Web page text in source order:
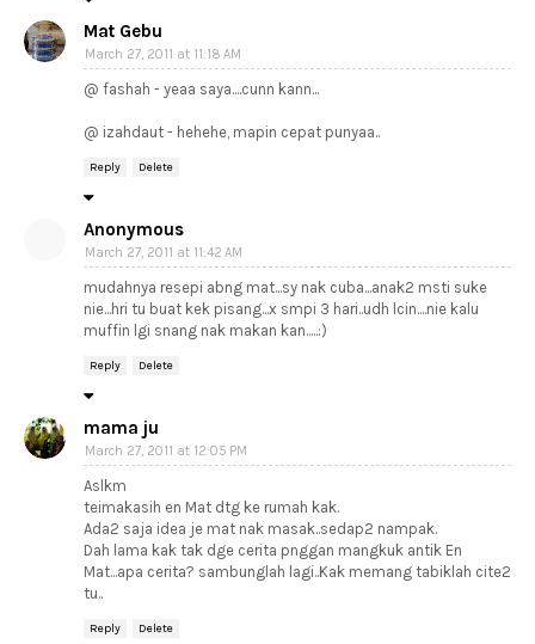
Mat Gebu
March 27, 2011 at 11:18 AM
@ fashah - yeaa saya....cunn kann...
@ izahdaut - hehehe, mapin cepat punyaa..
Reply Delete
Anonymous
March 27, 2011 at 11:42 AM
mudahnya resepi abng mat...sy nak cuba...anak2 msti suke
nie...hri tu buat kek pisang...x smpi 3 hari..udh lcin....nie kalu
muffin lgi snang nak makan kan.....:)
Reply Delete
mama ju
March 27, 2011 at 12:05 PM
Aslkm
teimakasih en Mat dtg ke rumah kak.
Ada2 saja idea je mat nak masak..sedap2 nampak.
Dah lama kak tak dge cerita pnggan mangkuk antik En
Mat...apa cerita? sambunglah lagi..Kak memang tabiklah cite2
tu..
Reply Delete